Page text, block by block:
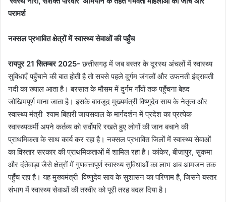
परामर्श
नक्सल प्रभावित क्षेत्रों में स्वास्थ्य सेवाओं की पहुँच
रायपुर 21 सितम्बर 2025-छत्तीसगढ़ में जब बस्तर के दूरस्थ अंचलों में स्वास्थ्य
सुविधाएँ पहुँचाने की बात होती है तो सबसे पहले दुर्गम जंगलों और उफनती इंद्रावती
नदी का ख्याल आता है। बरसात के मौसम में दुर्गम गाँवों तक पहुँचना बेहद
जोखिमपूर्ण माना जाता है। इसके बावजूद मुख्यमंत्री विष्णुदेव साय के नेतृत्व और
स्वास्थ्य मंत्री श्याम बिहारी जायसवाल के मार्गदर्शन में प्रदेश का प्रत्येक
स्वास्थ्यकर्मी अपने कर्तव्य को सर्वोपरि रखते हुए लोगों की जान बचाने की
प्राथमिकता के साथ कार्य कर रहा है। नक्सल प्रभावित जिलों में स्वास्थ्य सेवाओं
का विस्तार सरकार की प्राथमिकताओं में शामिल रहा है। कांकेर, बीजापुर, सुकमा
और दंतेवाड़ा जैसे क्षेत्रों में गुणवत्तापूर्ण स्वास्थ्य सुविधाओं का लाभ अब आमजन तक
पहुँच रहा है। यह मुख्यमंत्री विष्णुदेव साय के सुशासन का परिणाम है, जिसने बस्तर
संभाग में स्वास्थ्य सेवाओं की तस्वीर को पूरी तरह बदल दिया है।